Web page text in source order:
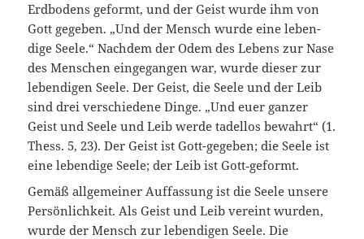
Erdbodens geformt, und der Geist wurde ihm von
Gott gegeben. „Und der Mensch wurde eine leben­
dige Seele.“ Nachdem der Odem des Lebens zur Nase
des Menschen eingegangen war, wurde dieser zur
lebendigen Seele. Der Geist, die Seele und der Leib
sind drei verschiedene Dinge. „Und euer ganzer
Geist und Seele und Leib werde tadellos bewahrt“ (1.
Thess. 5, 23). Der Geist ist Gott-gegeben; die Seele ist
eine lebendige Seele; der Leib ist Gott‑geformt.
Gemäß allgemeiner Auffassung ist die Seele unsere
Persönlichkeit. Als Geist und Leib vereint wurden,
wurde der Mensch zur lebendigen Seele. Die